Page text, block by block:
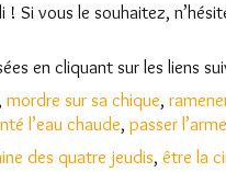
vous le souhaitez,
en cliquant sur les liens
, mordre sur sa chique,
l’eau chaude, passer
des quatre jeudis, être la